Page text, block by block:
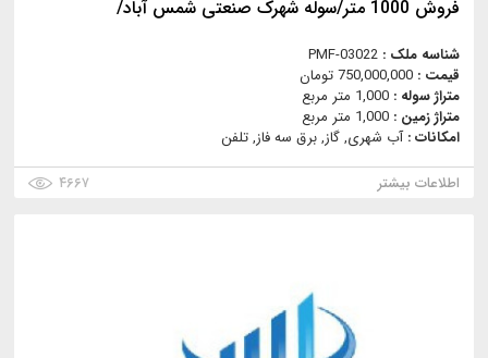
فروش 1000 متر/سوله شهرک صنعتی شمس آباد/
شناسه ملک : PMF-03022
قیمت : 750,000,000 تومان
متراژ سوله : 1,000 متر مربع
متراژ زمین : 1,000 متر مربع
امکانات :آب شهری, گاز, برق سه فاز, تلفن
اطلاعات بیشتر
۴۶۶۷